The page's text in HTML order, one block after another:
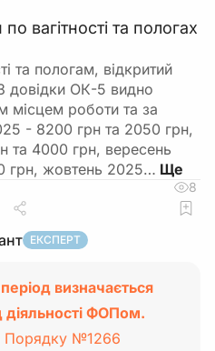
вагітності та пологах
та пологам, відкритий
довідки ОК-5 видно
місцем роботи та за
- 8200 грн та 2050 грн,
та 4000 грн, вересень
грн, жовтень 2025…
8
ЕКСПЕРТ
визначається
діяльності ФОПом.
№1266